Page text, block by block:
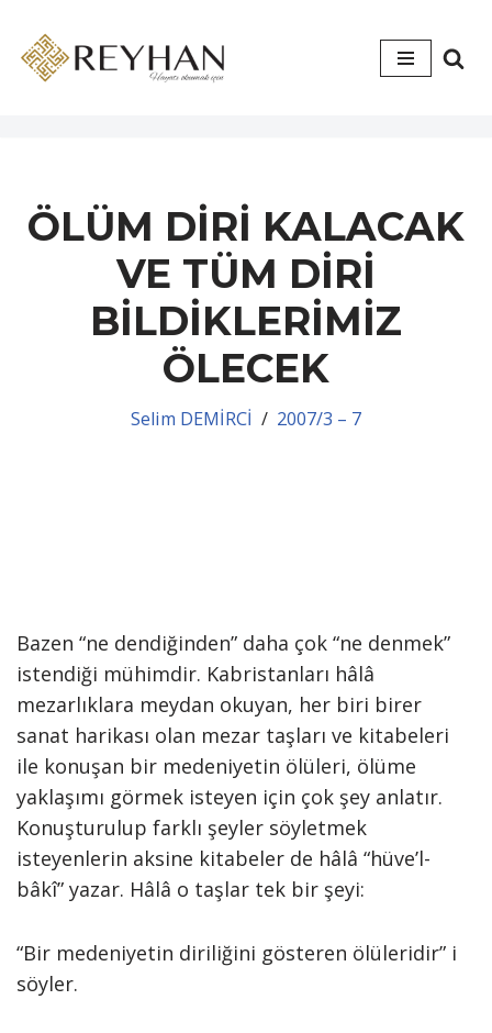
İçeriğe
ÖLÜM DİRİ KALACAK
VE TÜM DİRİ
BİLDİKLERİMİZ
ÖLECEK
Selim DEMİRCİ 2007/3 – 7
Bazen “ne dendiğinden” daha çok “ne denmek”
istendiği mühimdir. Kabristanları hâlâ
mezarlıklara meydan okuyan, her biri birer
sanat harikası olan mezar taşları ve kitabeleri
ile konuşan bir medeniyetin ölüleri, ölüme
yaklaşımı görmek isteyen için çok şey anlatır.
Konuşturulup farklı şeyler söyletmek
isteyenlerin aksine kitabeler de hâlâ “hüve’l-
bâkî” yazar. Hâlâ o taşlar tek bir şeyi:
“Bir medeniyetin diriliğini gösteren ölüleridir” i
söyler.